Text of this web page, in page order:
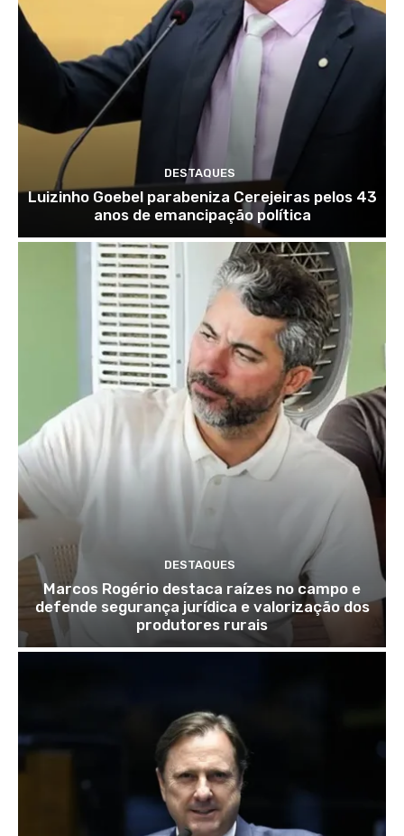
DESTAQUES
Luizinho Goebel parabeniza Cerejeiras pelos 43
anos de emancipação política
DESTAQUES
Marcos Rogério destaca raízes no campo e
defende segurança jurídica e valorização dos
produtores rurais